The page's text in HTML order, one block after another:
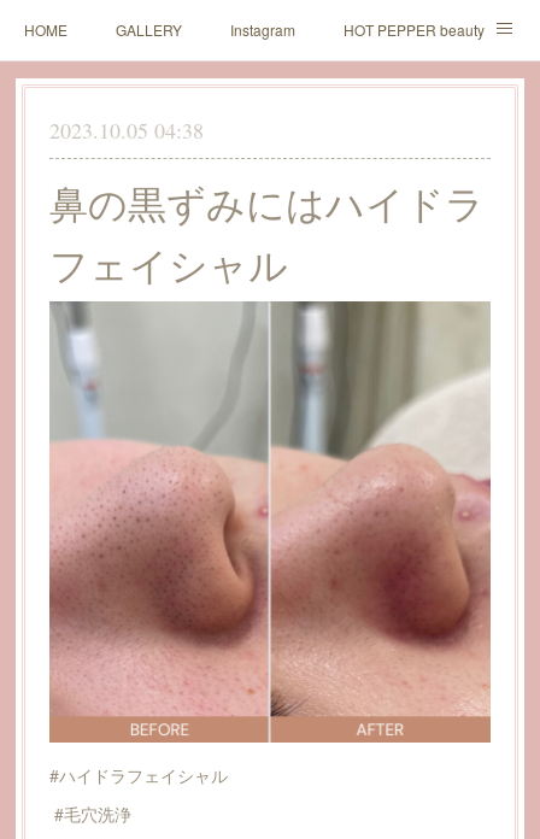
HOME GALLERY Instagram HOT PEPPER beauty
LINE予約
2023.10.05 04:38
鼻の黒ずみにはハイドラ
フェイシャル
#ハイドラフェイシャル
#毛穴洗浄